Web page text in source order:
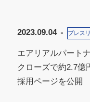
2023.09.04 プレス
エアリアルパート
クローズで約2.7億
採用ページを公開